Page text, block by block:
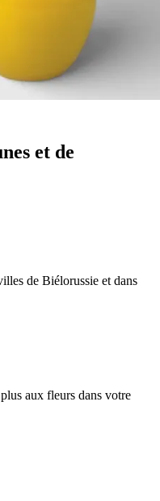
et de
de Biélorussie et dans
aux fleurs dans votre